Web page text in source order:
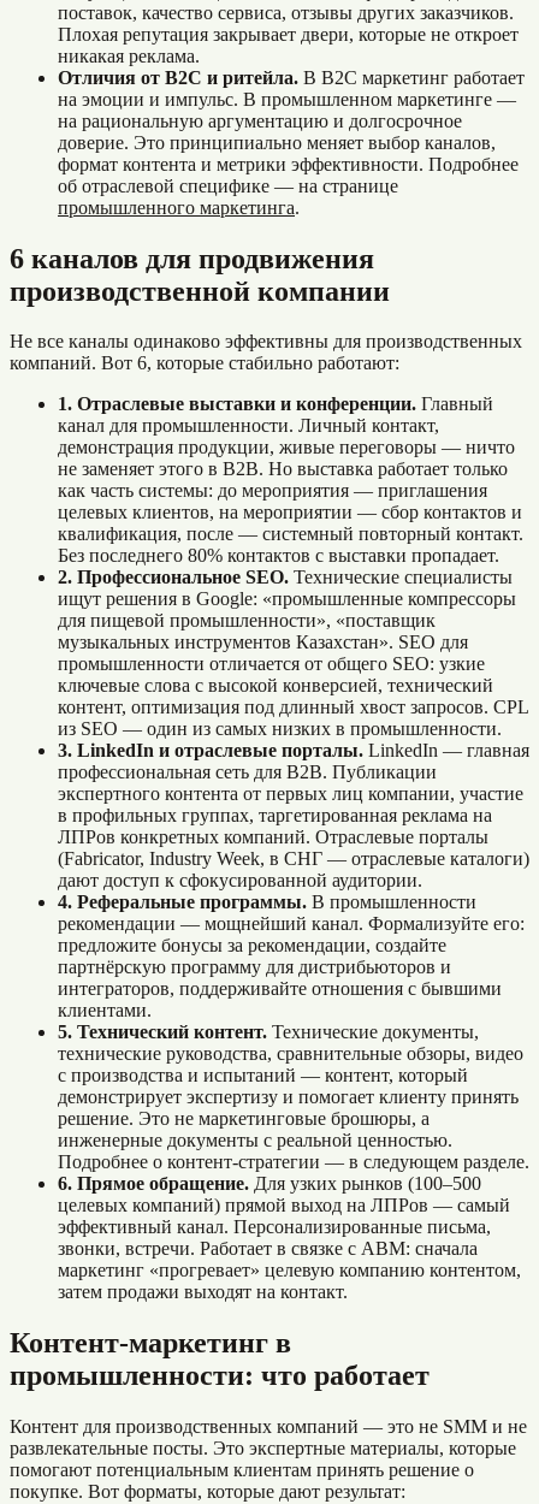
поставок, качество сервиса, отзывы других заказчиков.
Плохая репутация закрывает двери, которые не откроет
никакая реклама.
Отличия от B2C и ритейла. В B2C маркетинг работает
на эмоции и импульс. В промышленном маркетинге —
на рациональную аргументацию и долгосрочное
доверие. Это принципиально меняет выбор каналов,
формат контента и метрики эффективности. Подробнее
об отраслевой специфике — на странице
промышленного маркетинга.
6 каналов для продвижения
производственной компании
Не все каналы одинаково эффективны для производственных
компаний. Вот 6, которые стабильно работают:
1. Отраслевые выставки и конференции. Главный
канал для промышленности. Личный контакт,
демонстрация продукции, живые переговоры — ничто
не заменяет этого в B2B. Но выставка работает только
как часть системы: до мероприятия — приглашения
целевых клиентов, на мероприятии — сбор контактов и
квалификация, после — системный повторный контакт.
Без последнего 80% контактов с выставки пропадает.
2. Профессиональное SEO. Технические специалисты
ищут решения в Google: «промышленные компрессоры
для пищевой промышленности», «поставщик
музыкальных инструментов Казахстан». SEO для
промышленности отличается от общего SEO: узкие
ключевые слова с высокой конверсией, технический
контент, оптимизация под длинный хвост запросов. CPL
из SEO — один из самых низких в промышленности.
3. LinkedIn и отраслевые порталы. LinkedIn — главная
профессиональная сеть для B2B. Публикации
экспертного контента от первых лиц компании, участие
в профильных группах, таргетированная реклама на
ЛПРов конкретных компаний. Отраслевые порталы
(Fabricator, Industry Week, в СНГ — отраслевые каталоги)
дают доступ к сфокусированной аудитории.
4. Реферальные программы. В промышленности
рекомендации — мощнейший канал. Формализуйте его:
предложите бонусы за рекомендации, создайте
партнёрскую программу для дистрибьюторов и
интеграторов, поддерживайте отношения с бывшими
клиентами.
5. Технический контент. Технические документы,
технические руководства, сравнительные обзоры, видео
с производства и испытаний — контент, который
демонстрирует экспертизу и помогает клиенту принять
решение. Это не маркетинговые брошюры, а
инженерные документы с реальной ценностью.
Подробнее о контент-стратегии — в следующем разделе.
6. Прямое обращение. Для узких рынков (100–500
целевых компаний) прямой выход на ЛПРов — самый
эффективный канал. Персонализированные письма,
звонки, встречи. Работает в связке с ABM: сначала
маркетинг «прогревает» целевую компанию контентом,
затем продажи выходят на контакт.
Контент-маркетинг в
промышленности: что работает
Контент для производственных компаний — это не SMM и не
развлекательные посты. Это экспертные материалы, которые
помогают потенциальным клиентам принять решение о
покупке. Вот форматы, которые дают результат: